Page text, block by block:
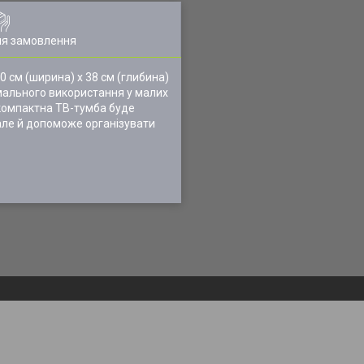
замовлення
см (ширина) x 38 см (глибина)
використання у малих
ТВ-тумба буде
й допоможе організувати